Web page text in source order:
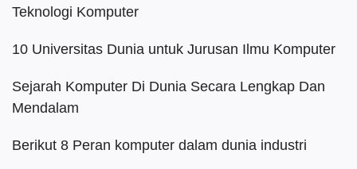
Teknologi Komputer
10 Universitas Dunia untuk Jurusan Ilmu Komputer
Sejarah Komputer Di Dunia Secara Lengkap Dan
Mendalam
Berikut 8 Peran komputer dalam dunia industri